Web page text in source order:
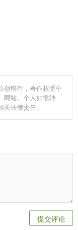
创稿件，著作权受中
网站、个人如需转
法律责任。
提交评论